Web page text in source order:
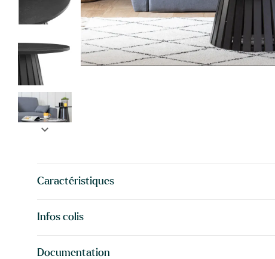
expand_more
Caractéristiques
Infos colis
Documentation